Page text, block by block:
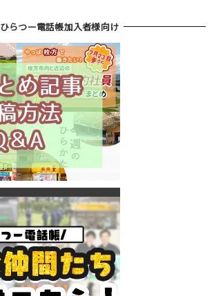
ひらつー電話帳加入者様向け